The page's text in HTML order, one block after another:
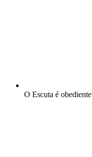
O Escuta é obediente